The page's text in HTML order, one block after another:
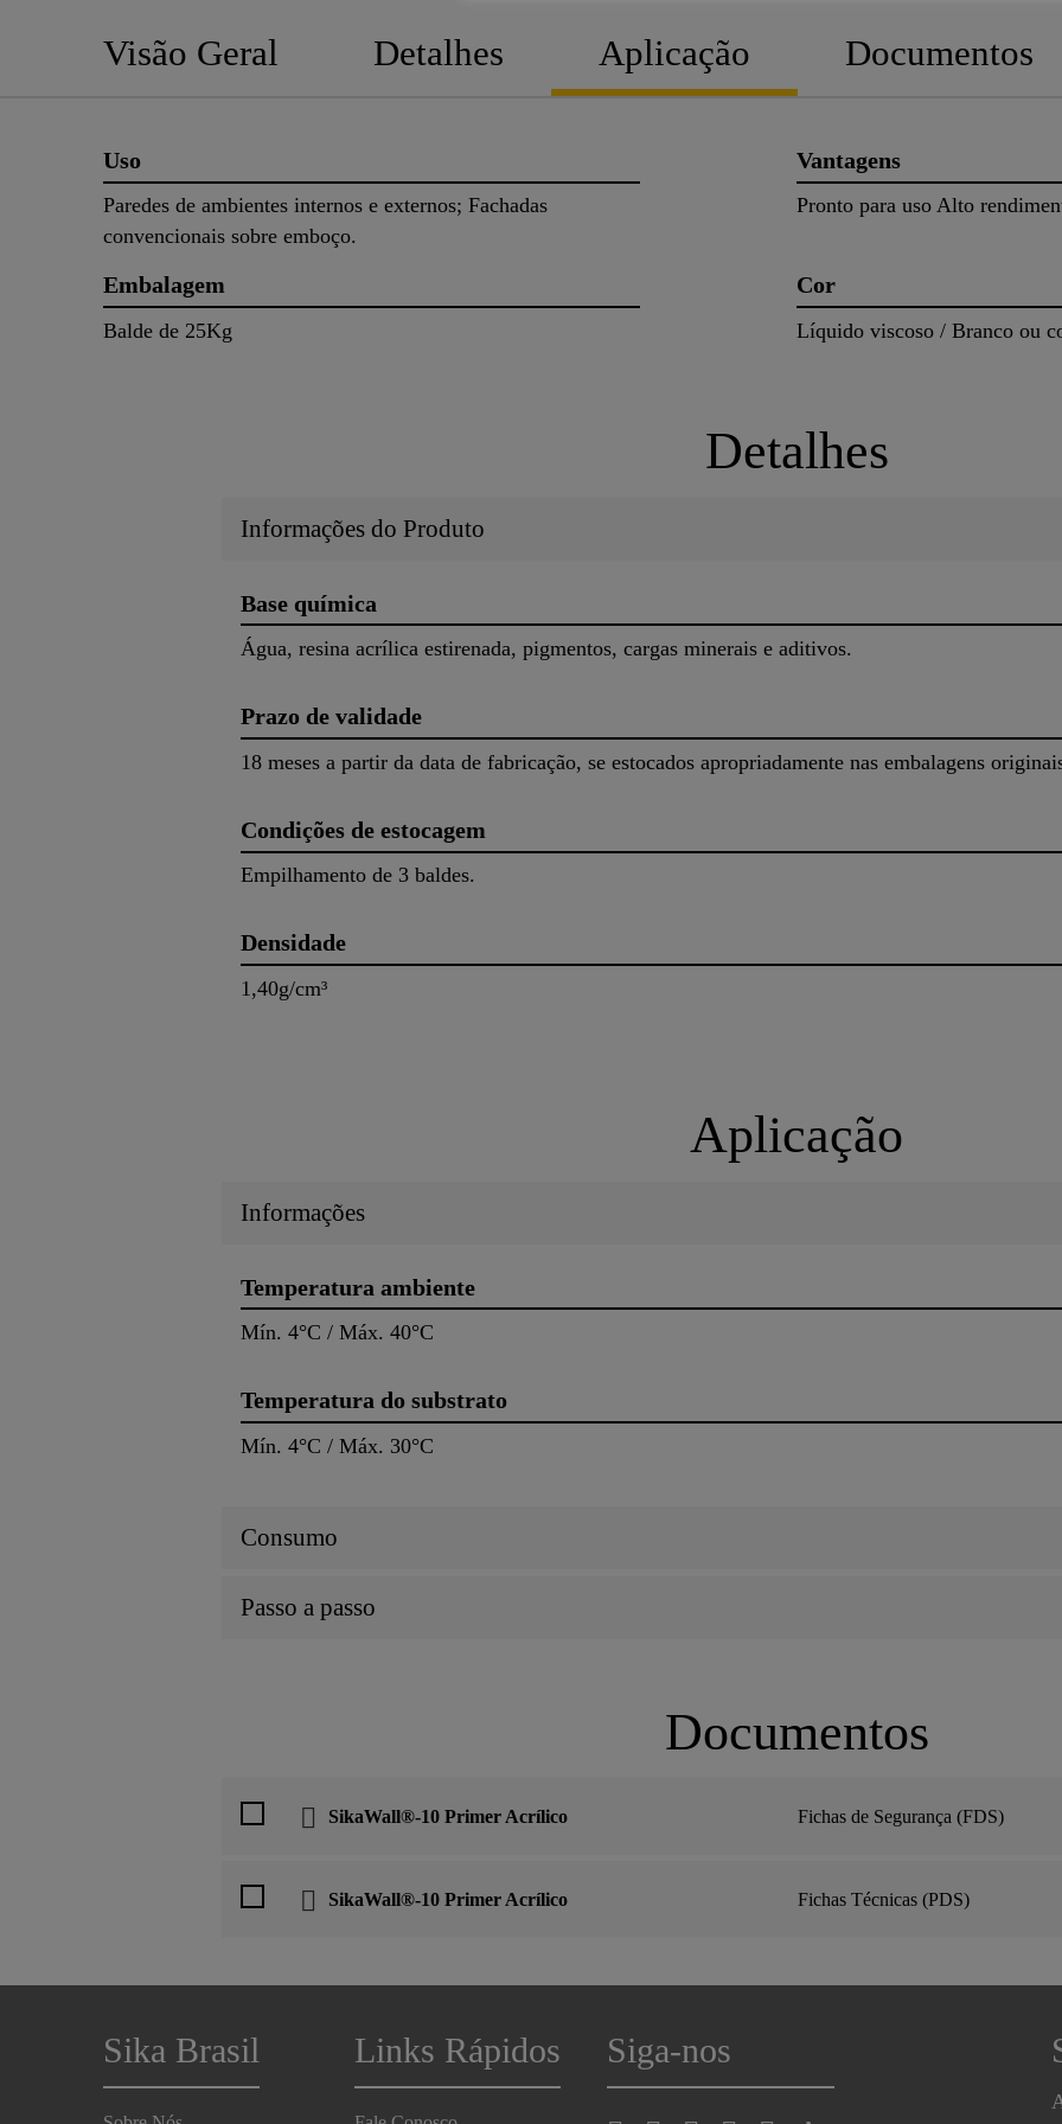
Visão Geral Detalhes Aplicação Documentos
Uso
Paredes de ambientes internos e externos; Fachadas
convencionais sobre emboço.
Vantagens
Pronto para uso Alto
Embalagem
Balde de 25Kg
Cor
Líquido viscoso / Branco ou
Detalhes
Informações do Produto
Base química
Água, resina acrílica estirenada, pigmentos, cargas minerais e aditivos.
Prazo de validade
18 meses a partir da data de fabricação, se estocados apropriadamente nas embalagens
Condições de estocagem
Empilhamento de 3 baldes.
Densidade
1,40g/cm³
Aplicação
Informações
Temperatura ambiente
Mín. 4°C / Máx. 40°C
Temperatura do substrato
Mín. 4°C / Máx. 30°C
Consumo
Passo a passo
Documentos
SikaWall®-10 Primer Acrílico Fichas de Segurança (FDS)
SikaWall®-10 Primer Acrílico Fichas Técnicas (PDS)
Sika Brasil Links Rápidos Siga-nos